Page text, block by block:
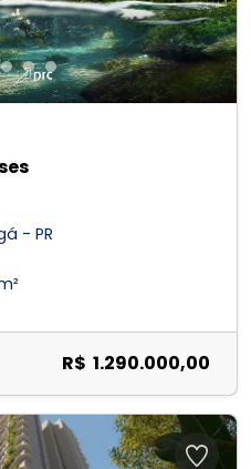
- PR
R$ 1.290.000,00